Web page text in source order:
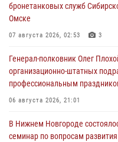
бронетанковых служб
Омске
07 августа 2026, 02:53 3
Генерал-полковник Олег
организационно-штатных
профессиональным
06 августа 2026, 21:01
В Нижнем Новгороде
семинар по вопросам